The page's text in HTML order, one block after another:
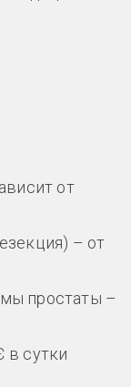
от
– от
простаты –
в сутки